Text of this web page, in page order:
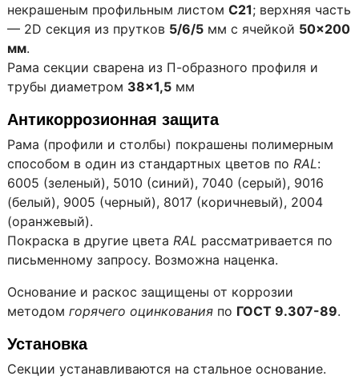
некрашеным профильным листом С21; верхняя часть
— 2D секция из прутков 5/6/5 мм с ячейкой 50×200
мм.
Рама секции сварена из П-образного профиля и
трубы диаметром 38×1,5 мм
Антикоррозионная защита
Рама (профили и столбы) покрашены полимерным
способом в один из стандартных цветов по RAL:
6005 (зеленый), 5010 (синий), 7040 (серый), 9016
(белый), 9005 (черный), 8017 (коричневый), 2004
(оранжевый).
Покраска в другие цвета RAL рассматривается по
письменному запросу. Возможна наценка.
Основание и раскос защищены от коррозии
методом горячего оцинкования по ГОСТ 9.307-89.
Установка
Секции устанавливаются на стальное основание.